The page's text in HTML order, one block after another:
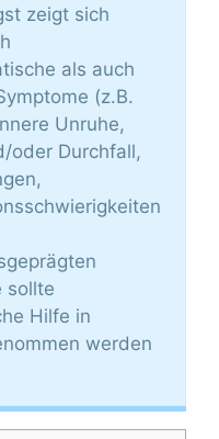
zeigt sich
als auch
(z.B.
Unruhe,
oder Durchfall,
sollte
Hilfe in
werden